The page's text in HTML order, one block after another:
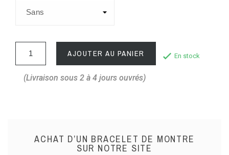
AJOUTER AU PANIER En stock
(Livraison sous 2 à 4 jours ouvrés)
ACHAT D’UN BRACELET DE MONTRE
SUR NOTRE SITE